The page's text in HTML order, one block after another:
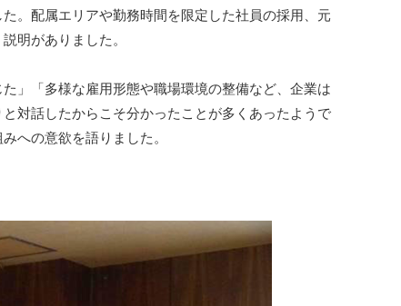
。配属エリアや勤務時間を限定した社員の採用、元
明がありました。
」「多様な雇用形態や職場環境の整備など、企業は
対話したからこそ分かったことが多くあったようで
への意欲を語りました。